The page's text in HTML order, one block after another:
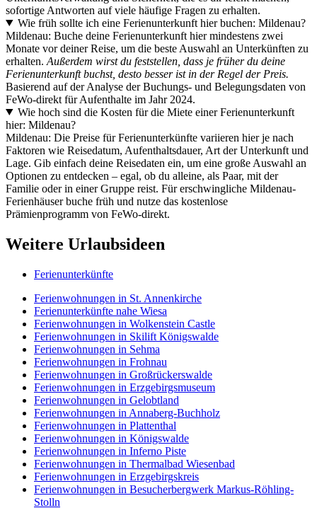
sofortige Antworten auf viele häufige Fragen zu erhalten.
Wie früh sollte ich eine Ferienunterkunft hier buchen: Mildenau?
Mildenau: Buche deine Ferienunterkunft hier mindestens zwei
Monate vor deiner Reise, um die beste Auswahl an Unterkünften zu
erhalten. Außerdem wirst du feststellen, dass je früher du deine
Ferienunterkunft buchst, desto besser ist in der Regel der Preis.
Basierend auf der Analyse der Buchungs- und Belegungsdaten von
FeWo-direkt für Aufenthalte im Jahr 2024.
Wie hoch sind die Kosten für die Miete einer Ferienunterkunft
hier: Mildenau?
Mildenau: Die Preise für Ferienunterkünfte variieren hier je nach
Faktoren wie Reisedatum, Aufenthaltsdauer, Art der Unterkunft und
Lage. Gib einfach deine Reisedaten ein, um eine große Auswahl an
Optionen zu entdecken – egal, ob du alleine, als Paar, mit der
Familie oder in einer Gruppe reist. Für erschwingliche Mildenau-
Ferienhäuser buche früh und nutze das kostenlose
Prämienprogramm von FeWo-direkt.
Weitere Urlaubsideen
Ferienunterkünfte
Ferienwohnungen in St. Annenkirche
Ferienunterkünfte nahe Wiesa
Ferienwohnungen in Wolkenstein Castle
Ferienwohnungen in Skilift Königswalde
Ferienwohnungen in Sehma
Ferienwohnungen in Frohnau
Ferienwohnungen in Großrückerswalde
Ferienwohnungen in Erzgebirgsmuseum
Ferienwohnungen in Gelobtland
Ferienwohnungen in Annaberg-Buchholz
Ferienwohnungen in Plattenthal
Ferienwohnungen in Königswalde
Ferienwohnungen in Inferno Piste
Ferienwohnungen in Thermalbad Wiesenbad
Ferienwohnungen in Erzgebirgskreis
Ferienwohnungen in Besucherbergwerk Markus-Röhling-
Stolln